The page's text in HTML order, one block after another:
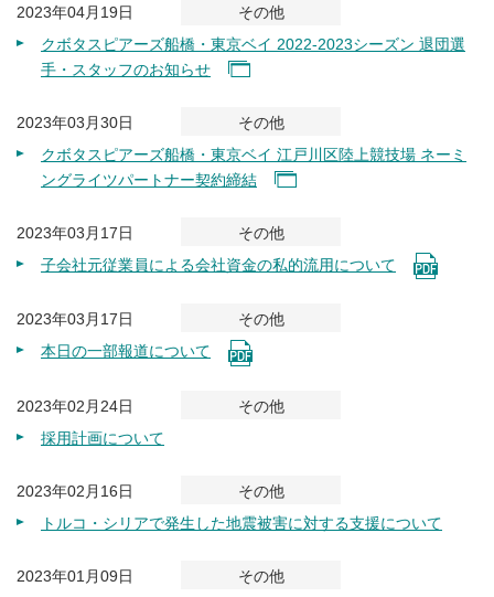
2023年04月19日
その他
クボタスピアーズ船橋・東京ベイ 2022-2023シーズン 退団選
手・スタッフのお知らせ
2023年03月30日
その他
クボタスピアーズ船橋・東京ベイ 江戸川区陸上競技場 ネーミ
ングライツパートナー契約締結
2023年03月17日
その他
子会社元従業員による会社資金の私的流用について
2023年03月17日
その他
本日の一部報道について
2023年02月24日
その他
採用計画について
2023年02月16日
その他
トルコ・シリアで発生した地震被害に対する支援について
2023年01月09日
その他